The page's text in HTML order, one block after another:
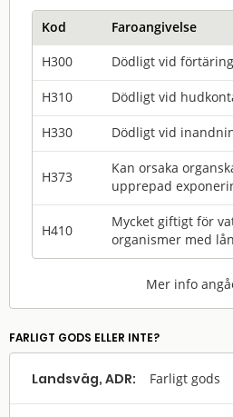
Kod
Faroangivelse
H300
Dödligt vid
H310 Dödligt vid
H330 Dödligt vid
H373
Kan orsaka
upprepad
H410
Mycket giftigt för
organismer med
Mer info
FARLIGT GODS ELLER INTE?
Landsväg, ADR: Farligt gods